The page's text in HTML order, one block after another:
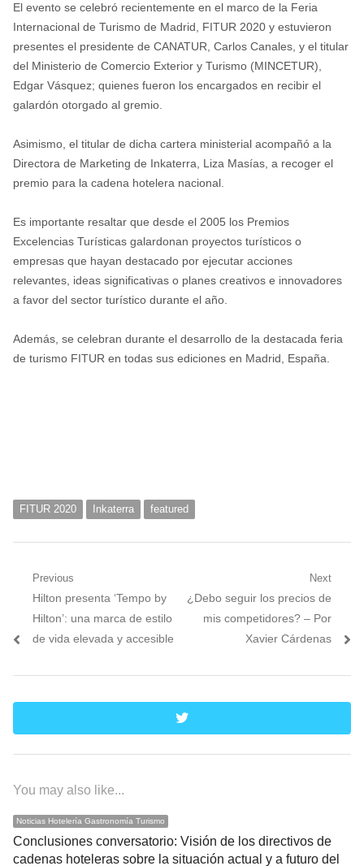
El evento se celebró recientemente en el marco de la Feria
Internacional de Turismo de Madrid, FITUR 2020 y estuvieron
presentes el presidente de CANATUR, Carlos Canales, y el titular
del Ministerio de Comercio Exterior y Turismo (MINCETUR),
Edgar Vásquez; quienes fueron los encargados en recibir el
galardón otorgado al gremio.
Asimismo, el titular de dicha cartera ministerial acompañó a la
Directora de Marketing de Inkaterra, Liza Masías, a recoger el
premio para la cadena hotelera nacional.
Es importante resaltar que desde el 2005 los Premios
Excelencias Turísticas galardonan proyectos turísticos o
empresas que hayan destacado por ejecutar acciones
relevantes, ideas significativas o planes creativos e innovadores
a favor del sector turístico durante el año.
Además, se celebran durante el desarrollo de la destacada feria
de turismo FITUR en todas sus ediciones en Madrid, España.
FITUR 2020 Inkaterra featured
Navegación
entradas
Previous
Previous
post:
Hilton presenta ‘Tempo by
Hilton’: una marca de estilo
de vida elevada y accesible
Next
Next
post:
¿Debo seguir los precios de
mis competidores? – Por
Xavier Cárdenas
twitter
You may also like...
Noticias Hotelería Gastronomía Turismo
Conclusiones conversatorio: Visión de los directivos de
cadenas hoteleras sobre la situación actual y a futuro del